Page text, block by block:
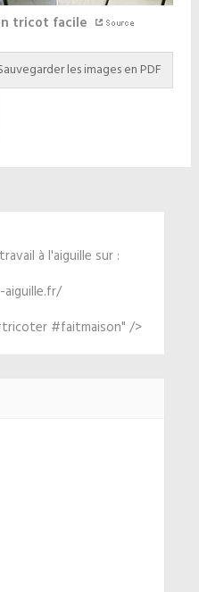
tricot facile
à l'aiguille sur :
#faitmaison" />